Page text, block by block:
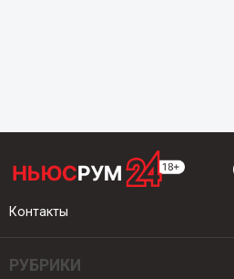
Контакты
РУБРИКИ